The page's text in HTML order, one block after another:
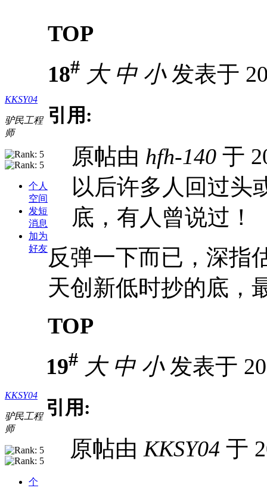
TOP
KKSY04
驴民工程
师
个人
空间
发短
消息
加为
好友
18# 大 中 小发表于
引用:
原帖由 hfh-140 于
以后许多人回过头
底，有人曾说过！
反弹一下而已，深指
天创新低时抄的底，
TOP
KKSY04
驴民工程
师
个
19# 大 中 小发表于
引用:
原帖由 KKSY04 于